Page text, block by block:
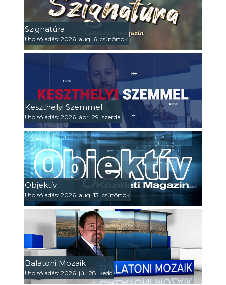
Szignatúra
Utolsó adás: 2026. aug. 6. csütörtök
Keszthelyi Szemmel
Utolsó adás: 2026. ápr. 29. szerda
Objektív
Utolsó adás: 2026. aug. 13. csütörtök
Balatoni Mozaik
Utolsó adás: 2026. júl. 28. kedd